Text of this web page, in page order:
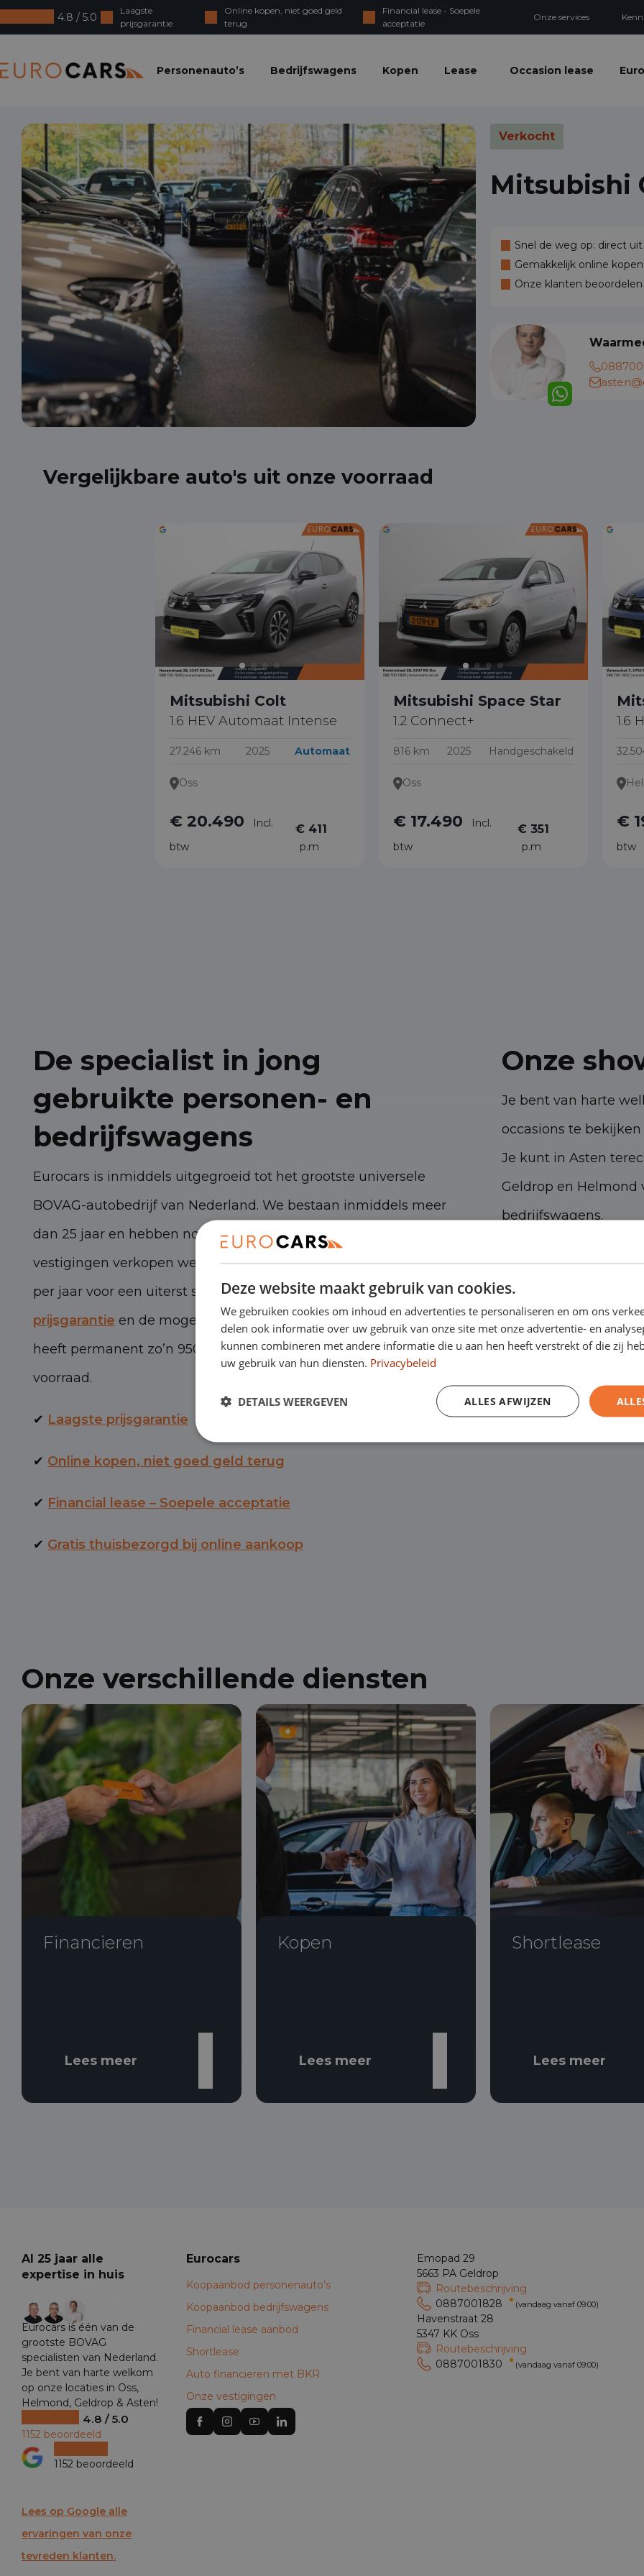
4.8 / 5.0
Laagste
prijsgarantie
Online kopen, niet goed geld
terug
Financial lease - Soepele
acceptatie
Onze services
Personenauto’s
Bedrijfswagens Kopen Lease Occasion lease
Verkocht
Mitsubishi
Snel de weg op: direct
Gemakkelijk online
Onze klanten
Vergelijkbare auto's uit onze voorraad
Mitsubishi Colt
1.6 HEV Automaat Intense
27.246 km 2025 Automaat
Oss
€ 20.490
Incl.
btw
€ 411
p.m
Mitsubishi Space Star
1.2 Connect+
816 km 2025 Handgeschakeld
Oss
€ 17.490
Incl.
btw
€ 351
p.m
1.6
€
btw
De specialist in jong
gebruikte personen- en
bedrijfswagens
Eurocars is inmiddels uitgegroeid tot het grootste universele
BOVAG-autobedrijf van Nederland. We bestaan inmiddels meer
dan 25 jaar en hebben nog steeds torenhoge ambities. Met onze
vestigingen verkopen we zo’n 3.000 personen- en bedrijfswagens
per jaar voor een uiterst scherpe prijs, met eenlaagste
prijsgarantie en de mogelijkheid van BOVAG-garantie. Eurocars
heeft permanent zo’n 950 personen- en bedrijfswagens op
voorraad.
✔ Laagste prijsgarantie
✔ Online kopen, niet goed geld terug
✔ Financial lease – Soepele acceptatie
✔ Gratis thuisbezorgd bij online aankoop
Onze
Je bent van harte
occasions te
Je kunt in Asten
Geldrop en Helmond
bedrijfswagens.
Emopad 29, 5663
Varenschut 7,
Van maandag tot en
zaterdag van 09:00
Onze verschillende diensten
Financieren
Lees meer
Kopen
Lees meer
Shortlease
Lees meer
Al 25 jaar alle
expertise in huis
Eurocars is één van de
grootste BOVAG
specialisten van Nederland.
Je bent van harte welkom
op onze locaties in Oss,
Helmond, Geldrop & Asten!
4.8 / 5.0
1152 beoordeeld
1152 beoordeeld
Lees op Google alle
ervaringen van onze
tevreden klanten.
Eurocars
Koopaanbod personenauto’s
Koopaanbod bedrijfswagens
Financial lease aanbod
Shortlease
Auto financieren met BKR
Onze vestigingen
Emopad 29
5663 PA Geldrop
Routebeschrijving
0887001828
(vandaag vanaf 09:00)
Havenstraat 28
5347 KK Oss
Routebeschrijving
0887001830
(vandaag vanaf 09:00)
Deze website maakt gebruik van cookies.
We gebruiken cookies om inhoud en advertenties te personaliseren en om ons
delen ook informatie over uw gebruik van onze site met onze advertentie- en
kunnen combineren met andere informatie die u aan hen heeft verstrekt of die zij
uw gebruik van hun diensten. Privacybeleid
ALLES AFWIJZEN
DETAILS WEERGEVEN